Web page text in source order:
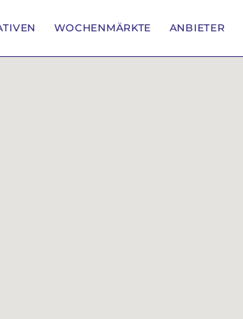
WOCHENMÄRKTE ANBIETER